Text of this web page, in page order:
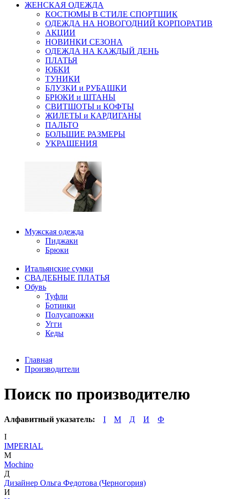
ЖЕНСКАЯ ОДЕЖДА
КОСТЮМЫ В СТИЛЕ СПОРТШИК
ОДЕЖДА НА НОВОГОДНИЙ КОРПОРАТИВ
АКЦИИ
НОВИНКИ СЕЗОНА
ОДЕЖДА НА КАЖДЫЙ ДЕНЬ
ПЛАТЬЯ
ЮБКИ
ТУНИКИ
БЛУЗКИ и РУБАШКИ
БРЮКИ и ШТАНЫ
СВИТШОТЫ и КОФТЫ
ЖИЛЕТЫ и КАРДИГАНЫ
ПАЛЬТО
БОЛЬШИЕ РАЗМЕРЫ
УКРАШЕНИЯ
Мужская одежда
Пиджаки
Брюки
Итальянские сумки
СВАДЕБНЫЕ ПЛАТЬЯ
Обувь
Туфли
Ботинки
Полусапожки
Угги
Кеды
Главная
Производители
Поиск по производителю
Алфавитный указатель: I M Д И
Ф
I
IMPERIAL
M
Mochino
Д
Дизайнер Ольга Федотова (Черногория)
И